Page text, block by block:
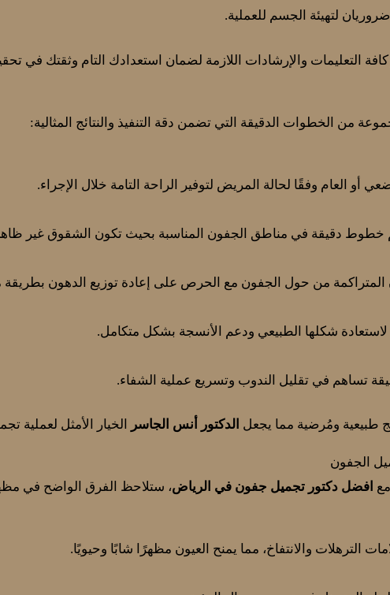
ضروريان لتهيئة الجسم للعملية.
كافة التعليمات والإرشادات اللازمة لضمان استعدادك التام وثقتك في
من الخطوات الدقيقة التي تضمن دقة التنفيذ والنتائج المثالية:
أو العام وفقًا لحالة المريض لتوفير الراحة التامة خلال الإجراء.
خطوط دقيقة في مناطق الجفون المناسبة بحيث تكون الشقوق غير
المتراكمة من حول الجفون مع الحرص على إعادة توزيع الدهون بطريقة
شكلها الطبيعي ودعم الأنسجة بشكل متكامل.
تساهم في تقليل الندوب وتسريع عملية الشفاء.
طبيعية ومُرضية مما يجعل الدكتور أنس الجاسر الخيار الأمثل لعملية
الجفون
افضل دكتور تجميل جفون في الرياض، ستلاحظ الفرق الواضح في
الترهلات والانتفاخ، مما يمنح العيون مظهرًا شابًا وحيويًا.